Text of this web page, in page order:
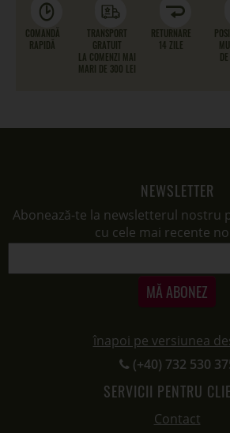
COMANDĂ
RAPIDĂ
TRANSPORT
GRATUIT
LA COMENZI MAI
MARI DE 300 LEI
RETURNARE
14 ZILE
NEWSLETTER
Abonează-te la newsletterul nostru
cu cele mai recente
MĂ ABONEZ
înapoi pe versiunea
(+40) 732 530
SERVICII PENTRU
Contact